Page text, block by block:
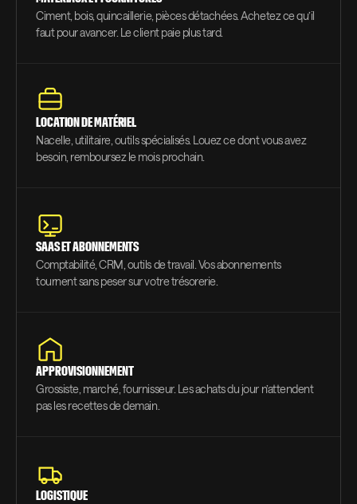
Ciment, bois, quincaillerie, pièces détachées. Achetez ce qu’il
faut pour avancer. Le client paie plus tard.
LOCATION DE MATÉRIEL
Nacelle, utilitaire, outils spécialisés. Louez ce dont vous avez
besoin, remboursez le mois prochain.
SAAS ET ABONNEMENTS
Comptabilité, CRM, outils de travail. Vos abonnements
tournent sans peser sur votre trésorerie.
APPROVISIONNEMENT
Grossiste, marché, fournisseur. Les achats du jour n’attendent
pas les recettes de demain.
LOGISTIQUE